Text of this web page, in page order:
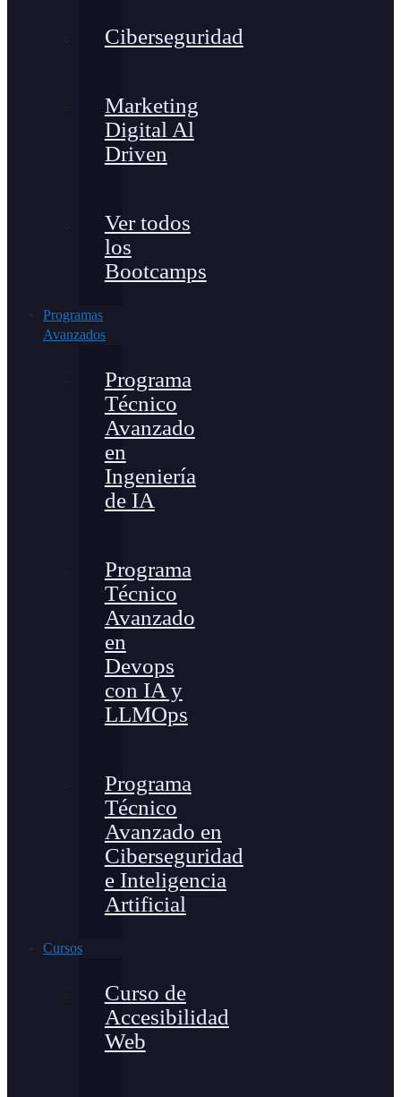
Ciberseguridad
Marketing
Digital Al
Driven
Ver todos
los
Bootcamps
Programas
Avanzados
Programa
Técnico
Avanzado
en
Ingeniería
de IA
Programa
Técnico
Avanzado
en
Devops
con IA y
LLMOps
Programa
Técnico
Avanzado en
Ciberseguridad
e Inteligencia
Artificial
Cursos
Curso de
Accesibilidad
Web